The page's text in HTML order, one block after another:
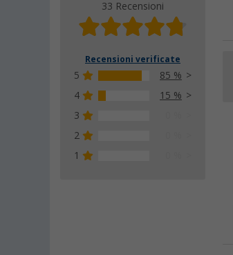
33 Recensioni
Recensioni verificate
5
85 %
4
15 %
3
2
1